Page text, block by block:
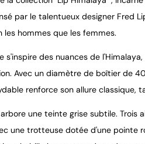
par le talentueux designer Fred
hommes que les femmes.
des nuances de
Avec un diamètre de boîtier de
renforce son allure classique,
une teinte grise subtile. Trois
une trotteuse dotée d'une